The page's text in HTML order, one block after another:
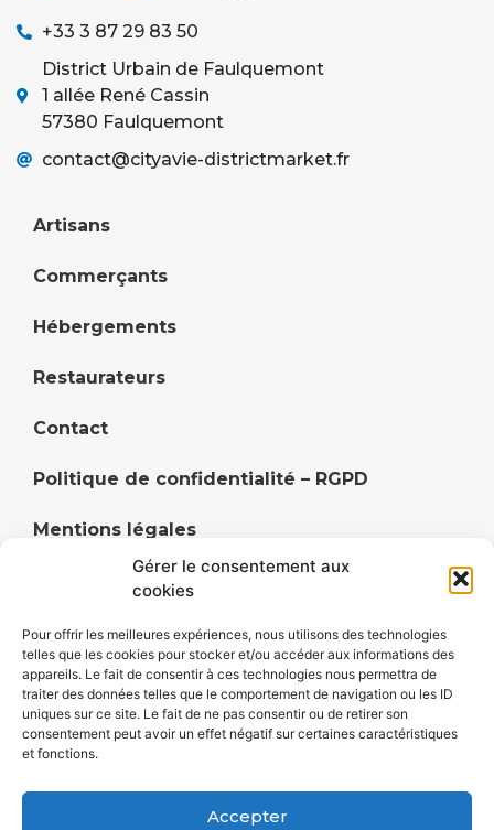
Gérer le consentement aux
cookies
Pour offrir les meilleures expériences, nous utilisons des technologies
telles que les cookies pour stocker et/ou accéder aux informations des
appareils. Le fait de consentir à ces technologies nous permettra de
traiter des données telles que le comportement de navigation ou les ID
uniques sur ce site. Le fait de ne pas consentir ou de retirer son
consentement peut avoir un effet négatif sur certaines caractéristiques
et fonctions.
Accepter
+33 3 87 29 83 50
District Urbain de Faulquemont
1 allée René Cassin
57380 Faulquemont
contact@cityavie-districtmarket.fr
Artisans
Commerçants
Hébergements
Restaurateurs
Contact
Politique de confidentialité – RGPD
Mentions légales
Politique de cookies (UE)
Annuaire du territoire de Faulquemont et ses
alentours, Cityavie DUF centralise les commerçants,
artisans, restaurateurs, hébergements et